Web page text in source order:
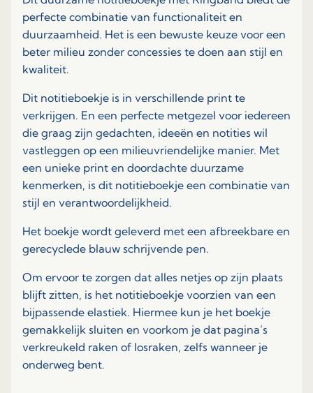
bloemen
aantal
perfecte combinatie van functionaliteit en
duurzaamheid. Het is een bewuste keuze voor een
beter milieu zonder concessies te doen aan stijl en
kwaliteit.
Dit notitieboekje is in verschillende print te
verkrijgen. En een perfecte metgezel voor iedereen
die graag zijn gedachten, ideeën en notities wil
vastleggen op een milieuvriendelijke manier. Met
een unieke print en doordachte duurzame
kenmerken, is dit notitieboekje een combinatie van
stijl en verantwoordelijkheid.
Het boekje wordt geleverd met een afbreekbare en
gerecyclede blauw schrijvende pen.
Om ervoor te zorgen dat alles netjes op zijn plaats
blijft zitten, is het notitieboekje voorzien van een
bijpassende elastiek. Hiermee kun je het boekje
gemakkelijk sluiten en voorkom je dat pagina’s
verkreukeld raken of losraken, zelfs wanneer je
onderweg bent.